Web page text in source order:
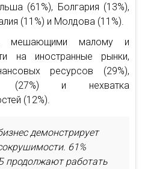
(61%), Болгария (13%),
(11%) и Молдова (11%).
мешающими малому и
на иностранные рынки,
ресурсов (29%),
(27%) и нехватка
(12%).
демонстрирует
61%
продолжают работать